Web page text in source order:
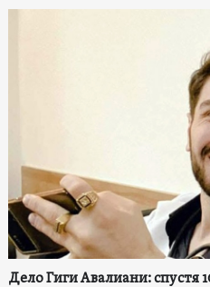
Дело Гиги Авалиани: спустя